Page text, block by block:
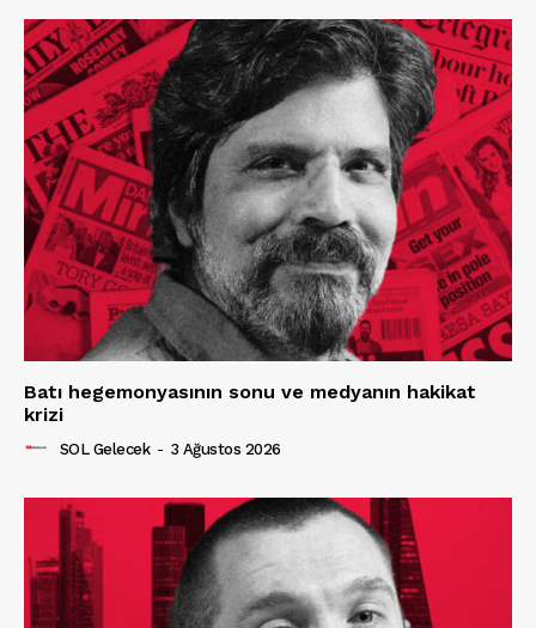
Batı hegemonyasının sonu ve medyanın hakikat
krizi
SOL Gelecek - 3 Ağustos 2026